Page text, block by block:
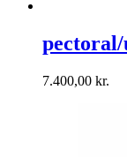
7.400,00 kr.